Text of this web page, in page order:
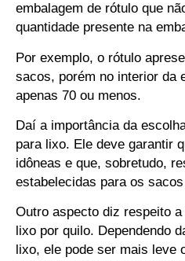
embalagem de rótulo que
quantidade presente na
Por exemplo, o rótulo
sacos, porém no interior da
apenas 70 ou menos.
Daí a importância da
para lixo. Ele deve garantir
idôneas e que, sobretudo,
estabelecidas para os
Outro aspecto diz respeito
lixo por quilo. Dependendo
lixo, ele pode ser mais leve